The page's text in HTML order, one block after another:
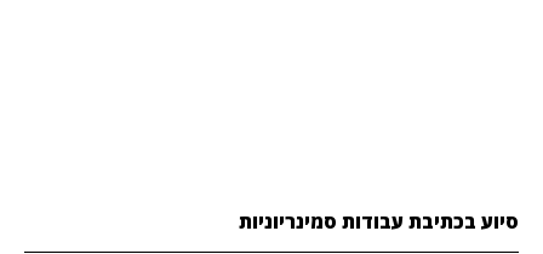
סיוע בכתיבת עבודות סמינריוניות